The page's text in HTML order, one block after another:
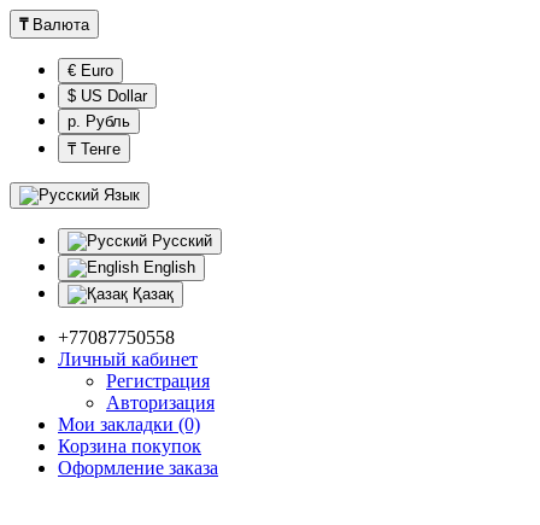
₸ Валюта
€ Euro
$ US Dollar
р. Рубль
₸ Тенге
Язык
Русский
English
Қазақ
+77087750558
Личный кабинет
Регистрация
Авторизация
Мои закладки (0)
Корзина покупок
Оформление заказа